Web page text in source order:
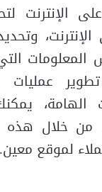
الإنترنت
المعلومات
الهامة،
خلال هذه
لموقع معين.